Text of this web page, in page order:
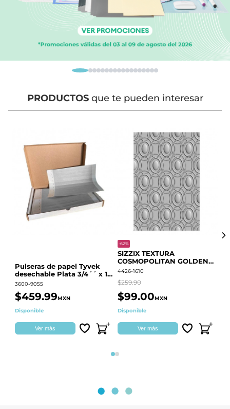
PRODUCTOSque te pueden interesar
Pulseras de papel Tyvek
desechable Plata 3/4´´ x 10
´´
3600-9055
$459.99MXN
Disponible
Ver más
-62%
SIZZIX TEXTURA
COSMOPOLITAN GOLDEN
RINGS S.PARK 666700
4426-1610
$259.90
$99.00MXN
Disponible
Ver más
Página 1
Página 2